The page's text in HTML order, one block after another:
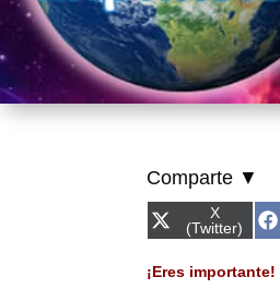
Comparte ▼
Compartir
en
X
(Twitter)
¡Eres importante!